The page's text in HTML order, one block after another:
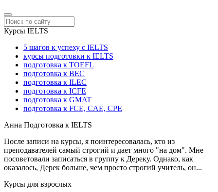
Курсы IELTS
5 шагов к успеху с IELTS
курсы подготовки к IELTS
подготовка к TOEFL
подготовка к BEC
подготовка к ILEC
подготовка к ICFE
подготовка к GMAT
подготовка к FCE, CAE, CPE
Анна Подготовка к IELTS
После записи на курсы, я поинтересовалась, кто из
преподавателей самый строгий и дает много "на дом". Мне
посоветовали записаться в группу к Дереку. Однако, как
оказалось, Дерек больше, чем просто строгий учитель, он...
Курсы для взрослых